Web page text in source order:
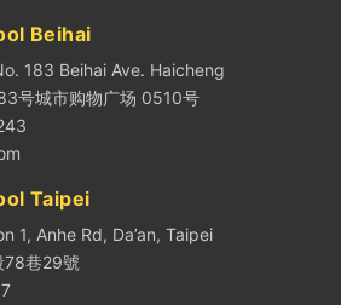
Beihai
183 Beihai Ave. Haicheng
号城市购物广场 0510号
Taipei
1, Anhe Rd, Da’an, Taipei
78巷29號